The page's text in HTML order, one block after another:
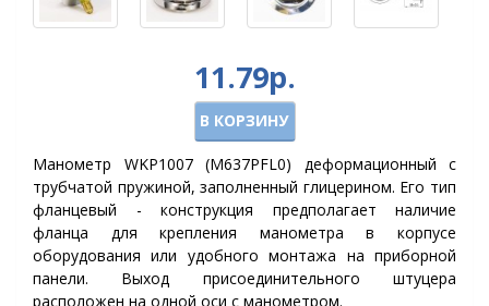
11.79р.
В КОРЗИНУ
Манометр WKP1007 (M637PFL0) деформационный с
трубчатой пружиной, заполненный глицерином. Его тип
фланцевый - конструкция предполагает наличие
фланца для крепления манометра в корпусе
оборудования или удобного монтажа на приборной
панели. Выход присоединительного штуцера
расположен на одной оси с манометром.